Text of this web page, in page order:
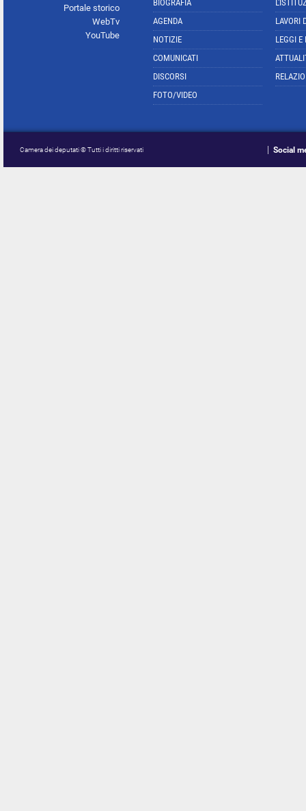
Portale storico
WebTv
YouTube
BIOGRAFIA
AGENDA
NOTIZIE
COMUNICATI
DISCORSI
FOTO/VIDEO
LAVORI
LEGGI E
Camera dei deputati © Tutti i diritti riservati Social